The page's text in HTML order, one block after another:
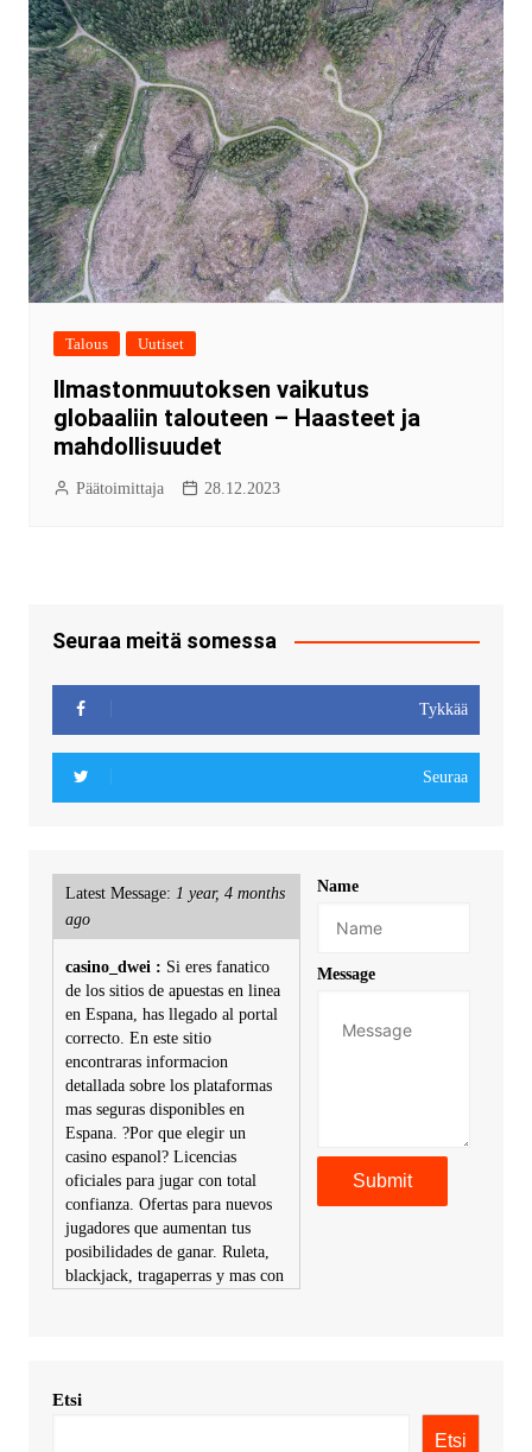
Talous Uutiset
Ilmastonmuutoksen vaikutus
globaaliin talouteen – Haasteet ja
mahdollisuudet
Päätoimittaja 28.12.2023
Seuraa meitä somessa
Tykkää
Seuraa
Latest Message: 1 year, 4 months
ago
casino_dwei : Si eres fanatico
de los sitios de apuestas en linea
en Espana, has llegado al portal
correcto. En este sitio
encontraras informacion
detallada sobre los plataformas
mas seguras disponibles en
Espana. ?Por que elegir un
casino espanol? Licencias
oficiales para jugar con total
confianza. Ofertas para nuevos
jugadores que aumentan tus
posibilidades de ganar. Ruleta,
blackjack, tragaperras y mas con
KimonicRisse :
Name
Message
Etsi
Etsi